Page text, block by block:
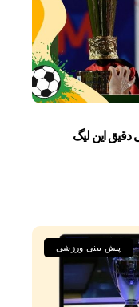
پیش بینی ورزشی